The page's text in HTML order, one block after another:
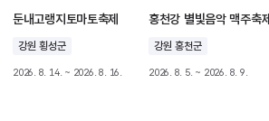
둔내고랭지토마토축제
강원 횡성군
2026. 8. 14. ~ 2026. 8. 16.
홍천강 별빛음악 맥주축
강원 홍천군
2026. 8. 5. ~ 2026. 8. 9.